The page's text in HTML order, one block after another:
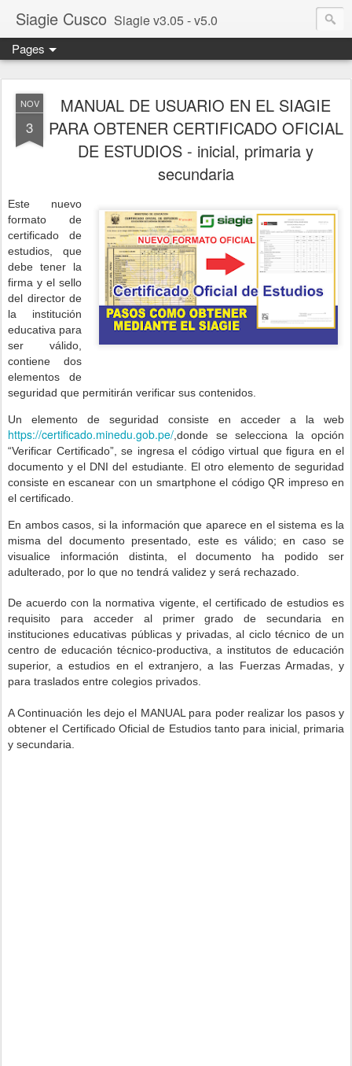
Siagie Cusco Siagie v3.05 - v5.0
Pages
NOV
3
MANUAL DE USUARIO EN EL SIAGIE
PARA OBTENER CERTIFICADO OFICIAL
DE ESTUDIOS - inicial, primaria y
secundaria
Este nuevo
formato de
certificado de
estudios, que
debe tener la
firma y el sello
del director de
la institución
educativa para
ser válido,
contiene dos
elementos de
seguridad que permitirán verificar sus contenidos.
Un elemento de seguridad consiste en acceder a la web
https://certificado.minedu.gob.pe/ ,donde se selecciona la opción
“Verificar Certificado”, se ingresa el código virtual que figura en el
documento y el DNI del estudiante. El otro elemento de seguridad
consiste en escanear con un smartphone el código QR impreso en
el certificado.
En ambos casos, si la información que aparece en el sistema es la
misma del documento presentado, este es válido; en caso se
visualice información distinta, el documento ha podido ser
adulterado, por lo que no tendrá validez y será rechazado.
De acuerdo con la normativa vigente, el certificado de estudios es
requisito para acceder al primer grado de secundaria en
instituciones educativas públicas y privadas, al ciclo técnico de un
centro de educación técnico-productiva, a institutos de educación
superior, a estudios en el extranjero, a las Fuerzas Armadas, y
para traslados entre colegios privados.
A Continuación les dejo el MANUAL para poder realizar los pasos y
obtener el Certificado Oficial de Estudios tanto para inicial, primaria
y secundaria.